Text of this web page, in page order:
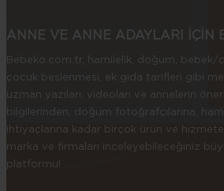
ANNE VE ANNE ADAYLARI İÇİN
Bebeko.com.tr, hamilelik, doğum, bebek/
çocuk beslenmesi, ek gıda tarifleri gibi
uzman yazıları, videoları ve annelerin
bilgilerinden, doğum fotoğrafçılarına,
ihtiyaçlarına kadar birçok ürün ve
marka ve firmaları inceleyebileceğiniz
platformu!